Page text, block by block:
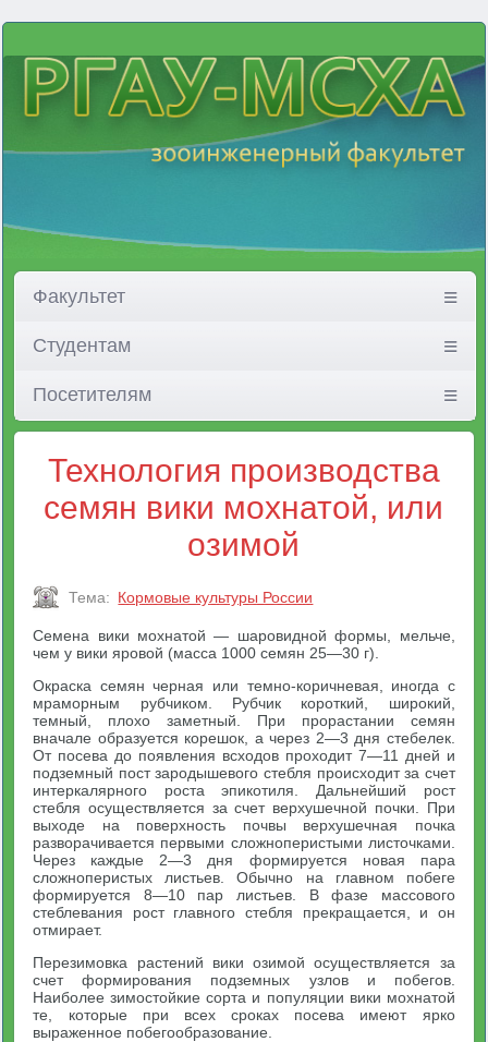
Факультет
Студентам
Посетителям
Технология производства
семян вики мохнатой, или
озимой
Тема: Кормовые культуры России
Семена вики мохнатой — шаровидной формы, мельче,
чем у вики яровой (масса 1000 семян 25—30 г).
Окраска семян черная или темно-коричневая, иногда с
мраморным рубчиком. Рубчик короткий, широкий,
темный, плохо заметный. При прорастании семян
вначале образуется корешок, а через 2—3 дня стебелек.
От посева до появления всходов проходит 7—11 дней и
подземный пост зародышевого стебля происходит за счет
интеркалярного роста эпикотиля. Дальнейший рост
стебля осуществляется за счет верхушечной почки. При
выходе на поверхность почвы верхушечная почка
разворачивается первыми сложноперистыми листочками.
Через каждые 2—3 дня формируется новая пара
сложноперистых листьев. Обычно на главном побеге
формируется 8—10 пар листьев. В фазе массового
стеблевания рост главного стебля прекращается, и он
отмирает.
Перезимовка растений вики озимой осуществляется за
счет формирования подземных узлов и побегов.
Наиболее зимостойкие сорта и популяции вики мохнатой
те, которые при всех сроках посева имеют ярко
выраженное побегообразование.